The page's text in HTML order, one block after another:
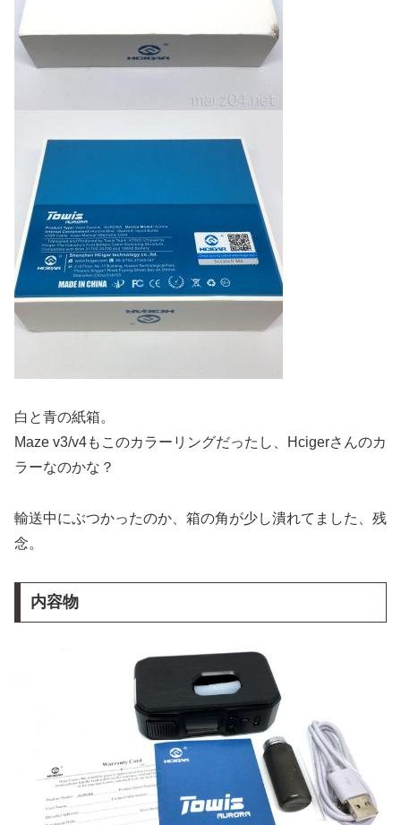
白と青の紙箱。
Maze v3/v4もこのカラーリングだったし、Hcigerさんのカ
ラーなのかな？
輸送中にぶつかったのか、箱の角が少し潰れてました、残
念。
内容物